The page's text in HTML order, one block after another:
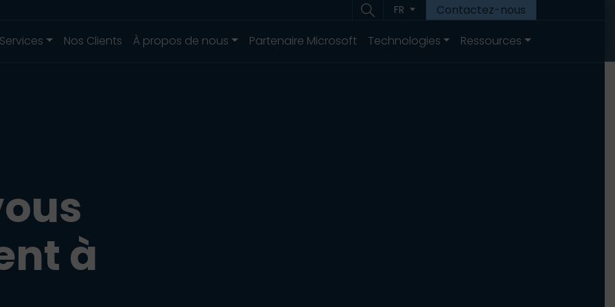
FR
Contactez-nous
Services Nos Clients À propos de nous Partenaire Microsoft Technologies Ressources
à